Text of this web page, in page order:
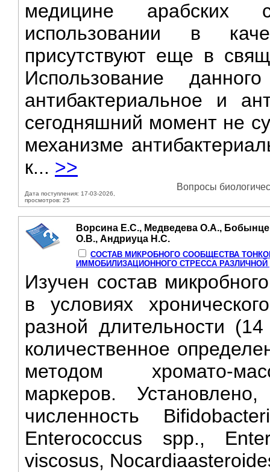
медицине арабских
использовании в
присутствуют еще в
Использование
антибактериальное и
сегодняшний момент не
механизме
к... >>
Дата поступления: 17-03-2026,
просмотров: 25
Вопросы
Ворсина Е.С., Медведева О.А.,
О.В., Андриуца Н.С.
СОСТАВ МИКРОБНОГО СООБЩЕСТВА
ИММОБИЛИЗАЦИОННОГО СТРЕССА РАЗЛИЧНОЙ
Изучен состав
в условиях
разной длительности
количественное
методом хромато-
маркеров.
численность
Enterococcus spp.,
viscosus,